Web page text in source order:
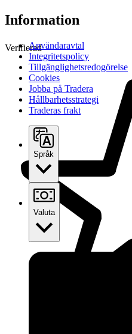
Verifierad
Information
Användaravtal
Integritetspolicy
Tillgänglighetsredogörelse
Cookies
Jobba på Tradera
Hållbarhetsstrategi
Traderas frakt
Språk
Valuta